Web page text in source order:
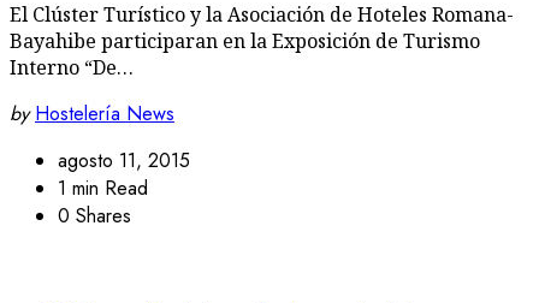
El Clúster Turístico y la Asociación de Hoteles Romana-
Bayahibe participaran en la Exposición de Turismo
Interno “De…
by Hostelería News
agosto 11, 2015
1 min Read
0 Shares